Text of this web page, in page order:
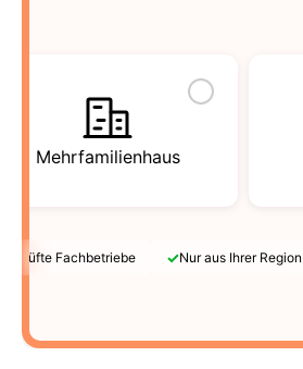
Mehrfamilienhaus
Fachbetriebe ✓Nur aus Ihrer Region